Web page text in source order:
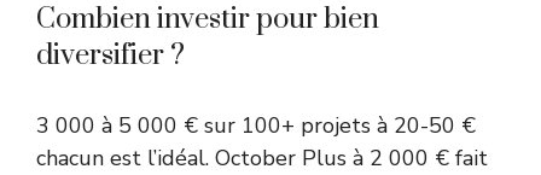
Combien investir pour bien
diversifier ?
3 000 à 5 000 € sur 100+ projets à 20-50 €
chacun est l’idéal. October Plus à 2 000 € fait